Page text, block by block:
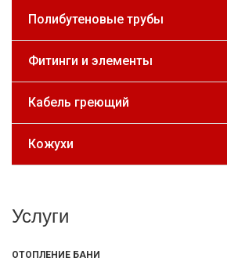
Полибутеновые трубы
Фитинги и элементы
Кабель греющий
Кожухи
Услуги
ОТОПЛЕНИЕ БАНИ